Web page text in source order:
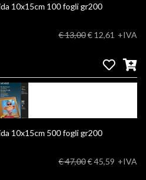
Epson Photo Good Paper Lucida 10x15cm 100 fogli gr200
€ 13,00€ 12,61 +IVA
Epson Photo Good Paper Lucida 10x15cm 500 fogli gr200
€ 47,00€ 45,59 +IVA